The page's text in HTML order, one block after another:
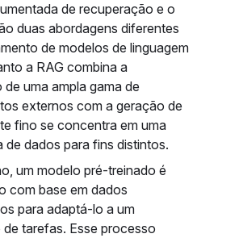
de recuperação e o
duas abordagens diferentes
de modelos de linguagem
a RAG combina a
uma ampla gama de
externos com a geração de
fino se concentra em uma
de dados para fins distintos.
um modelo pré-treinado é
com base em dados
para adaptá-lo a um
tarefas. Esse processo